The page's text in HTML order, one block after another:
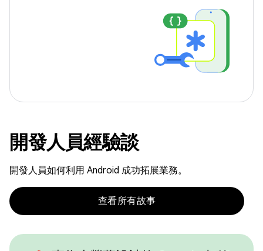
開發人員經驗談
開發人員如何利用 Android 成功拓展業務。
查看所有故事